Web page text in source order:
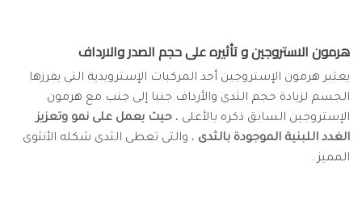
هرمون الاستروجين و تأثيره على حجم الصدر والارداف
يعتبر هرمون الإستروجين أحد المركبات الإسترويدية التى يفرزها
الجسم لزيادة حجم الثدى والأرداف جنبا إلى جنب مع هرمون
الإستروجين السابق ذكره بالأعلى ، حيث يعمل على نمو وتعزيز
الغدد اللبنية الموجودة بالثدى ، والتى تعطى الثدى شكله الأنثوى
المميز .